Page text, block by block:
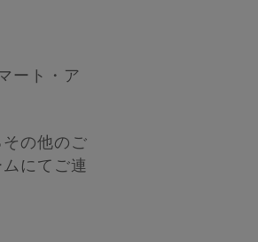
ート・ア
の他のご
にてご連